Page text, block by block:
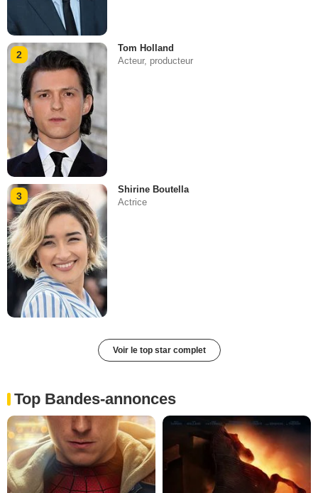
2
Tom Holland
Acteur, producteur
3
Shirine Boutella
Actrice
Voir le top star complet
Top Bandes-annonces